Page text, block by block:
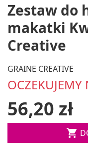
Zestaw do
makatki
Creative
GRAINE CREATIVE
OCZEKUJEMY
56,20 zł
